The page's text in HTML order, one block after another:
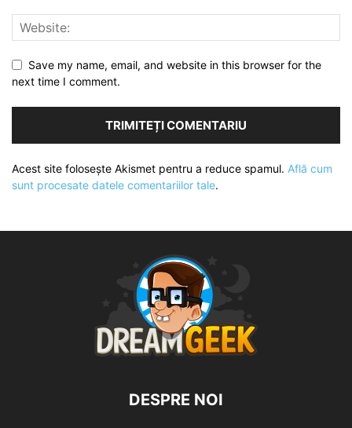
Save my name, email, and website in this browser for the
next time I comment.
Acest site folosește Akismet pentru a reduce spamul. Află cum
sunt procesate datele comentariilor tale.
DESPRE NOI